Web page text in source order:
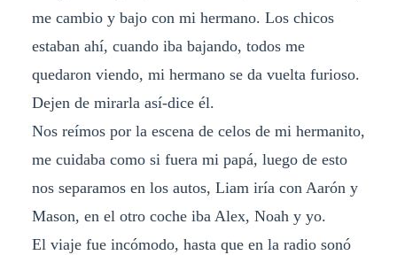
me cambio y bajo con mi hermano. Los chicos
estaban ahí, cuando iba bajando, todos me
quedaron viendo, mi hermano se da vuelta furioso.
Dejen de mirarla así-dice él.
Nos reímos por la escena de celos de mi hermanito,
me cuidaba como si fuera mi papá, luego de esto
nos separamos en los autos, Liam iría con Aarón y
Mason, en el otro coche iba Alex, Noah y yo.
El viaje fue incómodo, hasta que en la radio sonó